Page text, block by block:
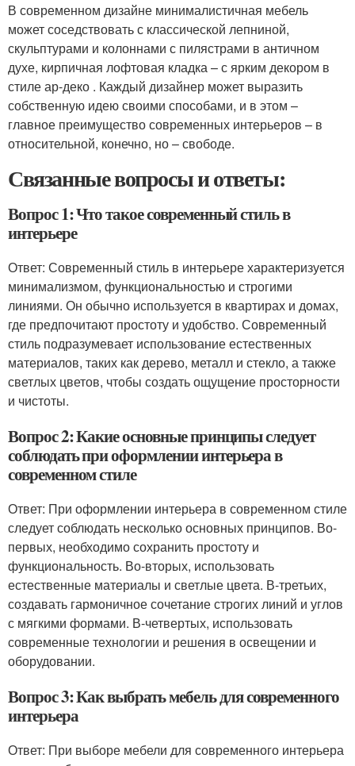
В современном дизайне минималистичная мебель
может соседствовать с классической лепниной,
скульптурами и колоннами с пилястрами в античном
духе, кирпичная лофтовая кладка – с ярким декором в
стиле ар-деко . Каждый дизайнер может выразить
собственную идею своими способами, и в этом –
главное преимущество современных интерьеров – в
относительной, конечно, но – свободе.
Связанные вопросы и ответы:
Вопрос 1: Что такое современный стиль в
интерьере
Ответ: Современный стиль в интерьере характеризуется
минимализмом, функциональностью и строгими
линиями. Он обычно используется в квартирах и домах,
где предпочитают простоту и удобство. Современный
стиль подразумевает использование естественных
материалов, таких как дерево, металл и стекло, а также
светлых цветов, чтобы создать ощущение просторности
и чистоты.
Вопрос 2: Какие основные принципы следует
соблюдать при оформлении интерьера в
современном стиле
Ответ: При оформлении интерьера в современном стиле
следует соблюдать несколько основных принципов. Во-
первых, необходимо сохранить простоту и
функциональность. Во-вторых, использовать
естественные материалы и светлые цвета. В-третьих,
создавать гармоничное сочетание строгих линий и углов
с мягкими формами. В-четвертых, использовать
современные технологии и решения в освещении и
оборудовании.
Вопрос 3: Как выбрать мебель для современного
интерьера
Ответ: При выборе мебели для современного интерьера